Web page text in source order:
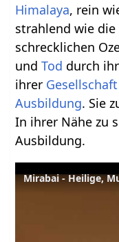
Himalaya, rein
strahlend wie die
schrecklichen
undTod durch
ihrer Gesellschaft
Ausbildung. Sie
In ihrer Nähe zu
Ausbildung.
Mirabai - Heilige,